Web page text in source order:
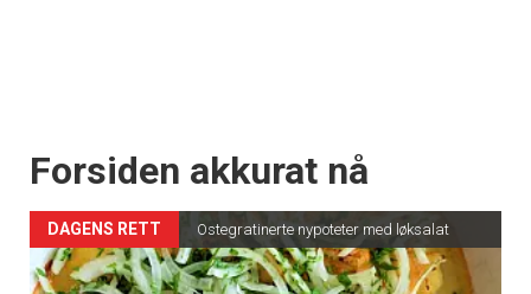
Forsiden akkurat nå
DAGENS RETT Ostegratinerte nypoteter med løksalat